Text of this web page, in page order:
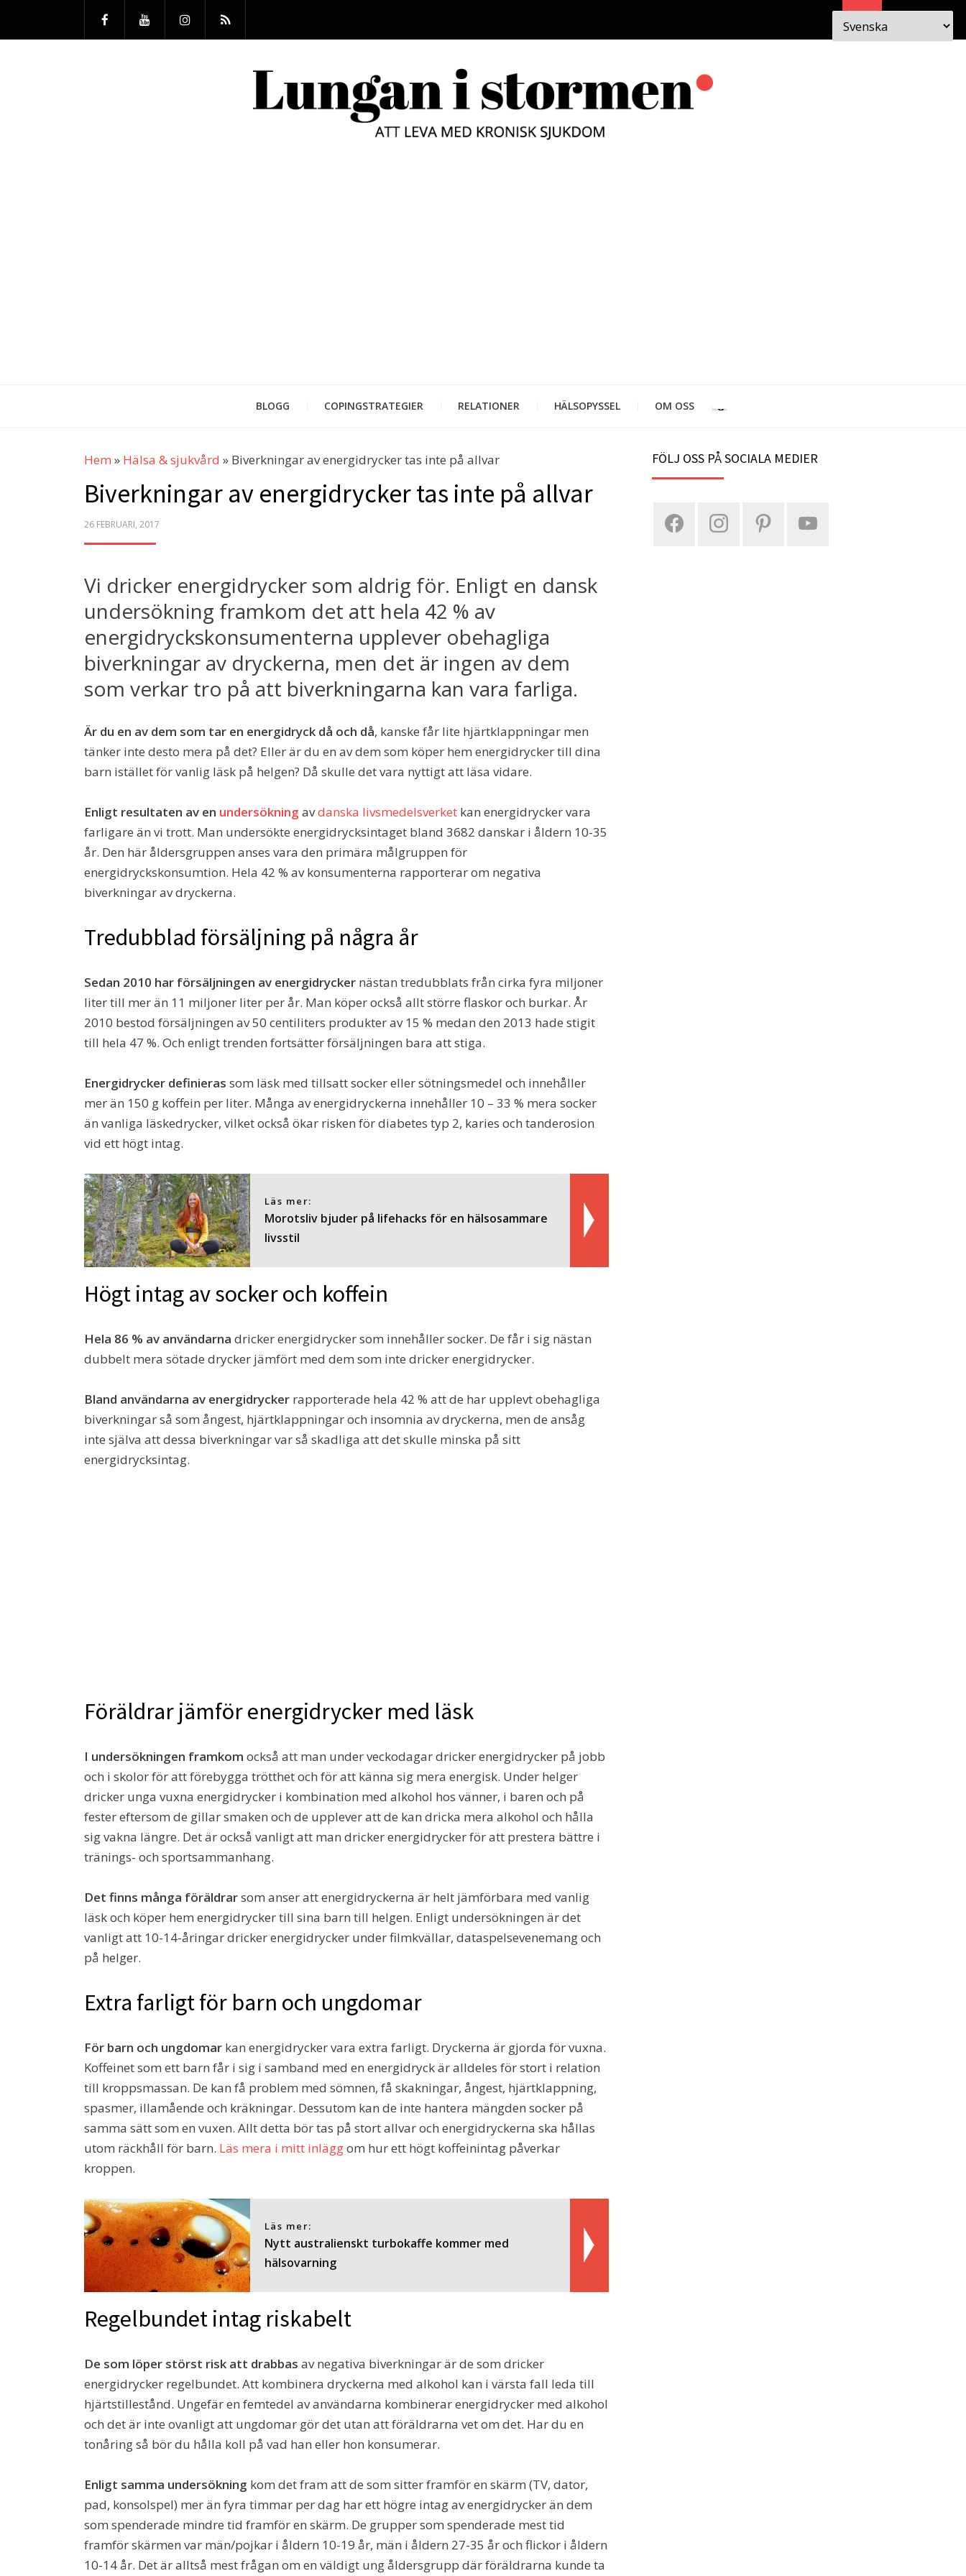
Sök
BLOGG COPINGSTRATEGIER RELATIONER HÄLSOPYSSEL OM OSS
Hem » Hälsa & sjukvård » Biverkningar av energidrycker tas inte på allvar
Biverkningar av energidrycker tas inte på allvar
POSTED
26 FEBRUARI, 2017
Vi dricker energidrycker som aldrig för. Enligt en dansk
undersökning framkom det att hela 42 % av
energidryckskonsumenterna upplever obehagliga
biverkningar av dryckerna, men det är ingen av dem
som verkar tro på att biverkningarna kan vara farliga.
Är du en av dem som tar en energidryck då och då, kanske får lite hjärtklappningar men
tänker inte desto mera på det? Eller är du en av dem som köper hem energidrycker till dina
barn istället för vanlig läsk på helgen? Då skulle det vara nyttigt att läsa vidare.
Enligt resultaten av en undersökning avdanska livsmedelsverket kan energidrycker vara
farligare än vi trott. Man undersökte energidrycksintaget bland 3682 danskar i åldern 10-35
år. Den här åldersgruppen anses vara den primära målgruppen för
energidryckskonsumtion. Hela 42 % av konsumenterna rapporterar om negativa
biverkningar av dryckerna.
Tredubblad försäljning på några år
Sedan 2010 har försäljningen av energidrycker nästan tredubblats från cirka fyra miljoner
liter till mer än 11 miljoner liter per år. Man köper också allt större flaskor och burkar. År
2010 bestod försäljningen av 50 centiliters produkter av 15 % medan den 2013 hade stigit
till hela 47 %. Och enligt trenden fortsätter försäljningen bara att stiga.
Energidrycker definieras som läsk med tillsatt socker eller sötningsmedel och innehåller
mer än 150 g koffein per liter. Många av energidryckerna innehåller 10 – 33 % mera socker
än vanliga läskedrycker, vilket också ökar risken för diabetes typ 2, karies och tanderosion
vid ett högt intag.
Läs mer:
Morotsliv bjuder på lifehacks för en hälsosammare
livsstil
Högt intag av socker och koffein
Hela 86 % av användarna dricker energidrycker som innehåller socker. De får i sig nästan
dubbelt mera sötade drycker jämfört med dem som inte dricker energidrycker.
Bland användarna av energidrycker rapporterade hela 42 % att de har upplevt obehagliga
biverkningar så som ångest, hjärtklappningar och insomnia av dryckerna, men de ansåg
inte själva att dessa biverkningar var så skadliga att det skulle minska på sitt
energidrycksintag.
Föräldrar jämför energidrycker med läsk
I undersökningen framkom också att man under veckodagar dricker energidrycker på jobb
och i skolor för att förebygga trötthet och för att känna sig mera energisk. Under helger
dricker unga vuxna energidrycker i kombination med alkohol hos vänner, i baren och på
fester eftersom de gillar smaken och de upplever att de kan dricka mera alkohol och hålla
sig vakna längre. Det är också vanligt att man dricker energidrycker för att prestera bättre i
tränings- och sportsammanhang.
Det finns många föräldrarsom anser att energidryckerna är helt jämförbara med vanlig
läsk och köper hem energidrycker till sina barn till helgen. Enligt undersökningen är det
vanligt att 10-14-åringar dricker energidrycker under filmkvällar, dataspelsevenemang och
på helger.
Extra farligt för barn och ungdomar
För barn och ungdomar kan energidrycker vara extra farligt. Dryckerna är gjorda för vuxna.
Koffeinet som ett barn får i sig i samband med en energidryck är alldeles för stort i relation
till kroppsmassan. De kan få problem med sömnen, få skakningar, ångest, hjärtklappning,
spasmer, illamående och kräkningar. Dessutom kan de inte hantera mängden socker på
samma sätt som en vuxen. Allt detta bör tas på stort allvar och energidryckerna ska hållas
utom räckhåll för barn. Läs mera i mitt inläggom hur ett högt koffeinintag påverkar
kroppen.
Läs mer:
Nytt australienskt turbokaffe kommer med
hälsovarning
Regelbundet intag riskabelt
De som löper störst risk att drabbas av negativa biverkningar är de som dricker
energidrycker regelbundet. Att kombinera dryckerna med alkohol kan i värsta fall leda till
hjärtstillestånd. Ungefär en femtedel av användarna kombinerar energidrycker med alkohol
och det är inte ovanligt att ungdomar gör det utan att föräldrarna vet om det. Har du en
tonåring så bör du hålla koll på vad han eller hon konsumerar.
Enligt samma undersökning kom det fram att de som sitter framför en skärm (TV, dator,
pad, konsolspel) mer än fyra timmar per dag har ett högre intag av energidrycker än dem
som spenderade mindre tid framför en skärm. De grupper som spenderade mest tid
framför skärmen var män/pojkar i åldern 10-19 år, män i åldern 27-35 år och flickor i åldern
10-14 år. Det är alltså mest frågan om en väldigt ung åldersgrupp där föräldrarna kunde ta
FÖLJ OSS PÅ SOCIALA MEDIER